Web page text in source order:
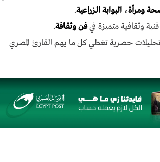
ومرأة، البوابة الزراعية.
وثقافية متميزة فيفن وثقافة.
حصرية تغطي كل ما يهم القارئ المصري